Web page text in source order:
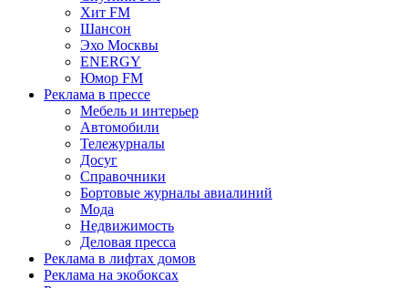
Хит FM
Шансон
Эхо Москвы
ENERGY
Юмор FM
Реклама в прессе
Мебель и интерьер
Автомобили
Тележурналы
Досуг
Справочники
Бортовые журналы авиалиний
Мода
Недвижимость
Деловая пресса
Реклама в лифтах домов
Реклама на экобоксах